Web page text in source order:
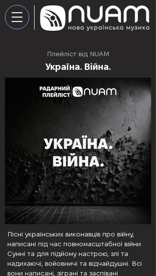
Плейліст від NUAM
Україна. Війна.
Пісні українських виконавців про війну,
написані під час повномасштабної війни.
Сумні та для підйому настрою, злі та
надихаючі, войовничі та відчайдушні. Всі
вони написані, зіграні та заспівані